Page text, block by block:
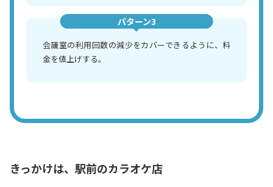
パターン3
会議室の利用回数の減少をカバーできるように、料
金を値上げする。
きっかけは、駅前のカラオケ店